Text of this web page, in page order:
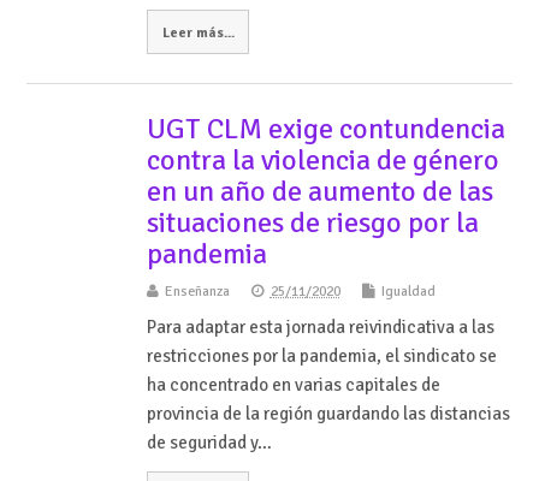
Leer más...
UGT CLM exige contundencia
contra la violencia de género
en un año de aumento de las
situaciones de riesgo por la
pandemia
Enseñanza 25/11/2020 Igualdad
Para adaptar esta jornada reivindicativa a las
restricciones por la pandemia, el sindicato se
ha concentrado en varias capitales de
provincia de la región guardando las distancias
de seguridad y…